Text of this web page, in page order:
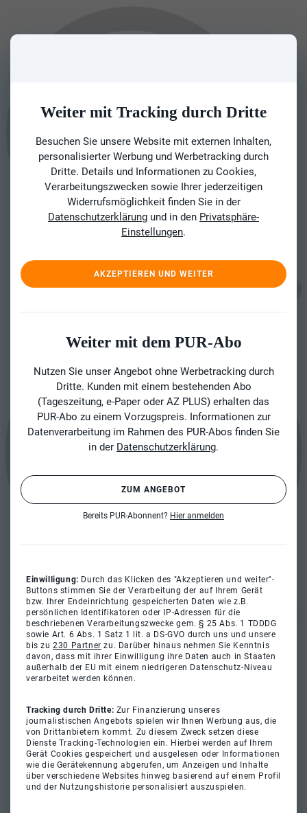
Weiter mit Tracking durch Dritte
Besuchen Sie unsere Website mit externen Inhalten,
personalisierter Werbung und Werbetracking durch
Dritte. Details und Informationen zu Cookies,
Verarbeitungszwecken sowie Ihrer jederzeitigen
Widerrufsmöglichkeit finden Sie in der
Datenschutzerklärung und in den Privatsphäre-
Einstellungen.
AKZEPTIEREN UND WEITER
Weiter mit dem PUR-Abo
Nutzen Sie unser Angebot ohne Werbetracking durch
Dritte. Kunden mit einem bestehenden Abo
(Tageszeitung, e-Paper oder AZ PLUS) erhalten das
PUR-Abo zu einem Vorzugspreis. Informationen zur
Datenverarbeitung im Rahmen des PUR-Abos finden Sie
in der Datenschutzerklärung.
ZUM ANGEBOT
Bereits PUR-Abonnent? Hier anmelden
Einwilligung: Durch das Klicken des "Akzeptieren und weiter"-
Buttons stimmen Sie der Verarbeitung der auf Ihrem Gerät
bzw. Ihrer Endeinrichtung gespeicherten Daten wie z.B.
persönlichen Identifikatoren oder IP-Adressen für die
beschriebenen Verarbeitungszwecke gem. § 25 Abs. 1 TDDDG
sowie Art. 6 Abs. 1 Satz 1 lit. a DS-GVO durch uns und unsere
bis zu230 Partner zu. Darüber hinaus nehmen Sie Kenntnis
davon, dass mit ihrer Einwilligung ihre Daten auch in Staaten
außerhalb der EU mit einem niedrigeren Datenschutz-Niveau
verarbeitet werden können.
Tracking durch Dritte: Zur Finanzierung unseres
journalistischen Angebots spielen wir Ihnen Werbung aus, die
von Drittanbietern kommt. Zu diesem Zweck setzen diese
Dienste Tracking-Technologien ein. Hierbei werden auf Ihrem
Gerät Cookies gespeichert und ausgelesen oder Informationen
wie die Gerätekennung abgerufen, um Anzeigen und Inhalte
über verschiedene Websites hinweg basierend auf einem Profil
und der Nutzungshistorie personalisiert auszuspielen.